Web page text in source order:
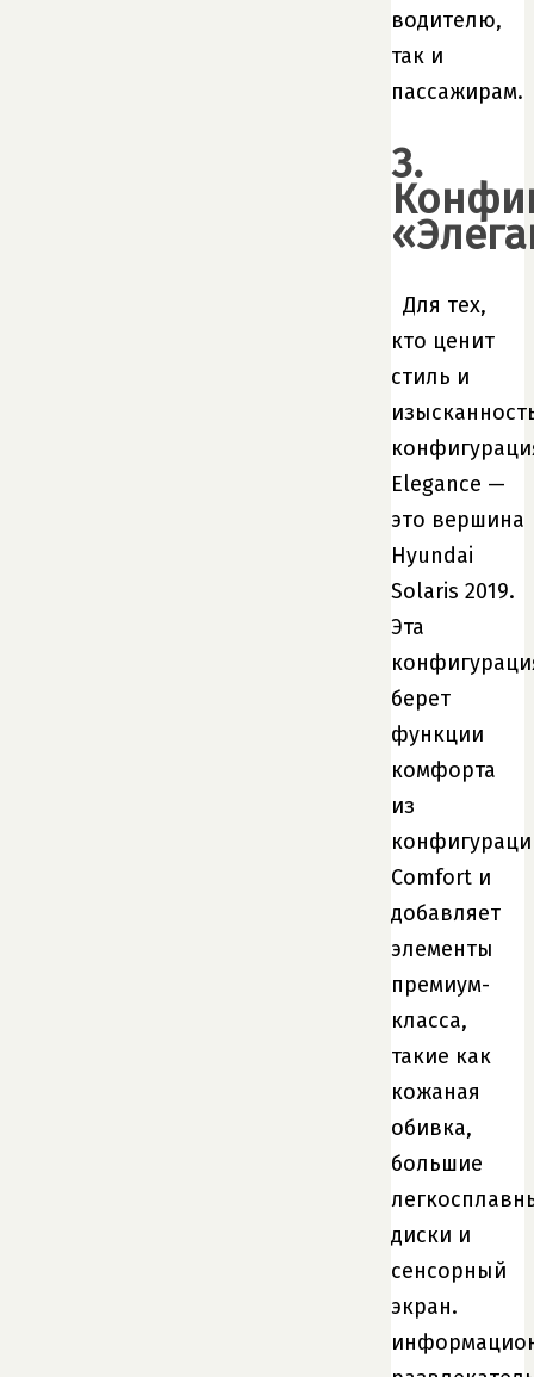
водителю,
так и
пассажирам.
3.
Для тех,
кто ценит
стиль и
Elegance —
это вершина
Hyundai
Solaris 2019.
Эта
берет
функции
комфорта
из
Comfort и
добавляет
элементы
премиум-
класса,
такие как
кожаная
обивка,
большие
диски и
сенсорный
экран.